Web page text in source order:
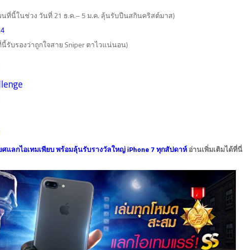
นที่นี้ในช่วง วันที่ 21 ธ.ค.– 5 ม.ค. ลุ้นรับปืนสกินคริสต์มาส)
รับรองว่าถูกใจสาย Sniper ตาไวแน่นอน)
ศแลกไอเทมเพียบ พร้อมลุ้นรับรางวัลใหญ่ iPhone 7 ทุกสัปดาห์อ่านเพิ่มเติมได้ที่นี่